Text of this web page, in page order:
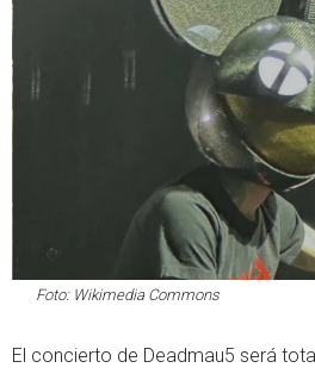
Foto: Wikimedia Commons
El concierto de Deadmau5 será